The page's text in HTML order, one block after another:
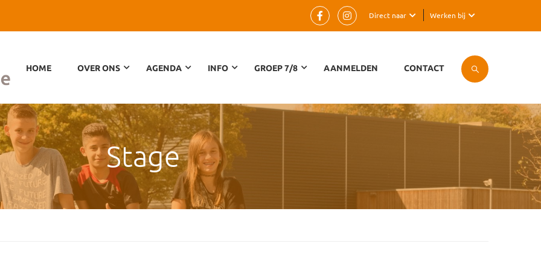
Werken bij
Direct naar
HOME OVER ONS AGENDA INFO GROEP 7/8 AANMELDEN CONTACT
Stage